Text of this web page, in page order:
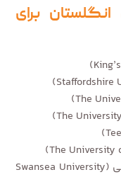
برای
دانشکده پزشکی دانشگاه سوانسی (Swansea University